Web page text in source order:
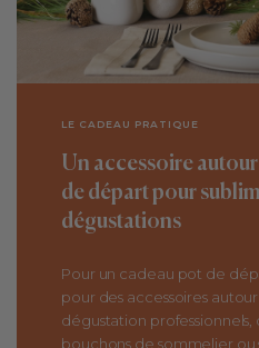
LE CADEAU PRATIQUE
Un accessoire
de départ pour
dégustations
Pour un cadeau pot de
pour des accessoires
dégustation professionnels,
bouchons de sommelier